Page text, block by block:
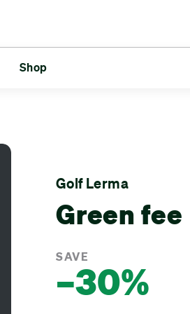
Kaverit
Shop
Golf Lerma
Green fee
SAVE
–30%